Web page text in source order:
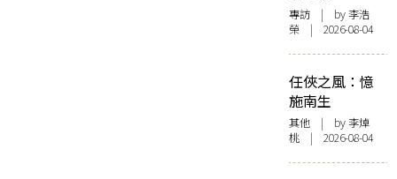
專訪 | by 李浩
榮 | 2026-08-04
任俠之風：憶
施南生
其他 | by 李焯
桃 | 2026-08-04